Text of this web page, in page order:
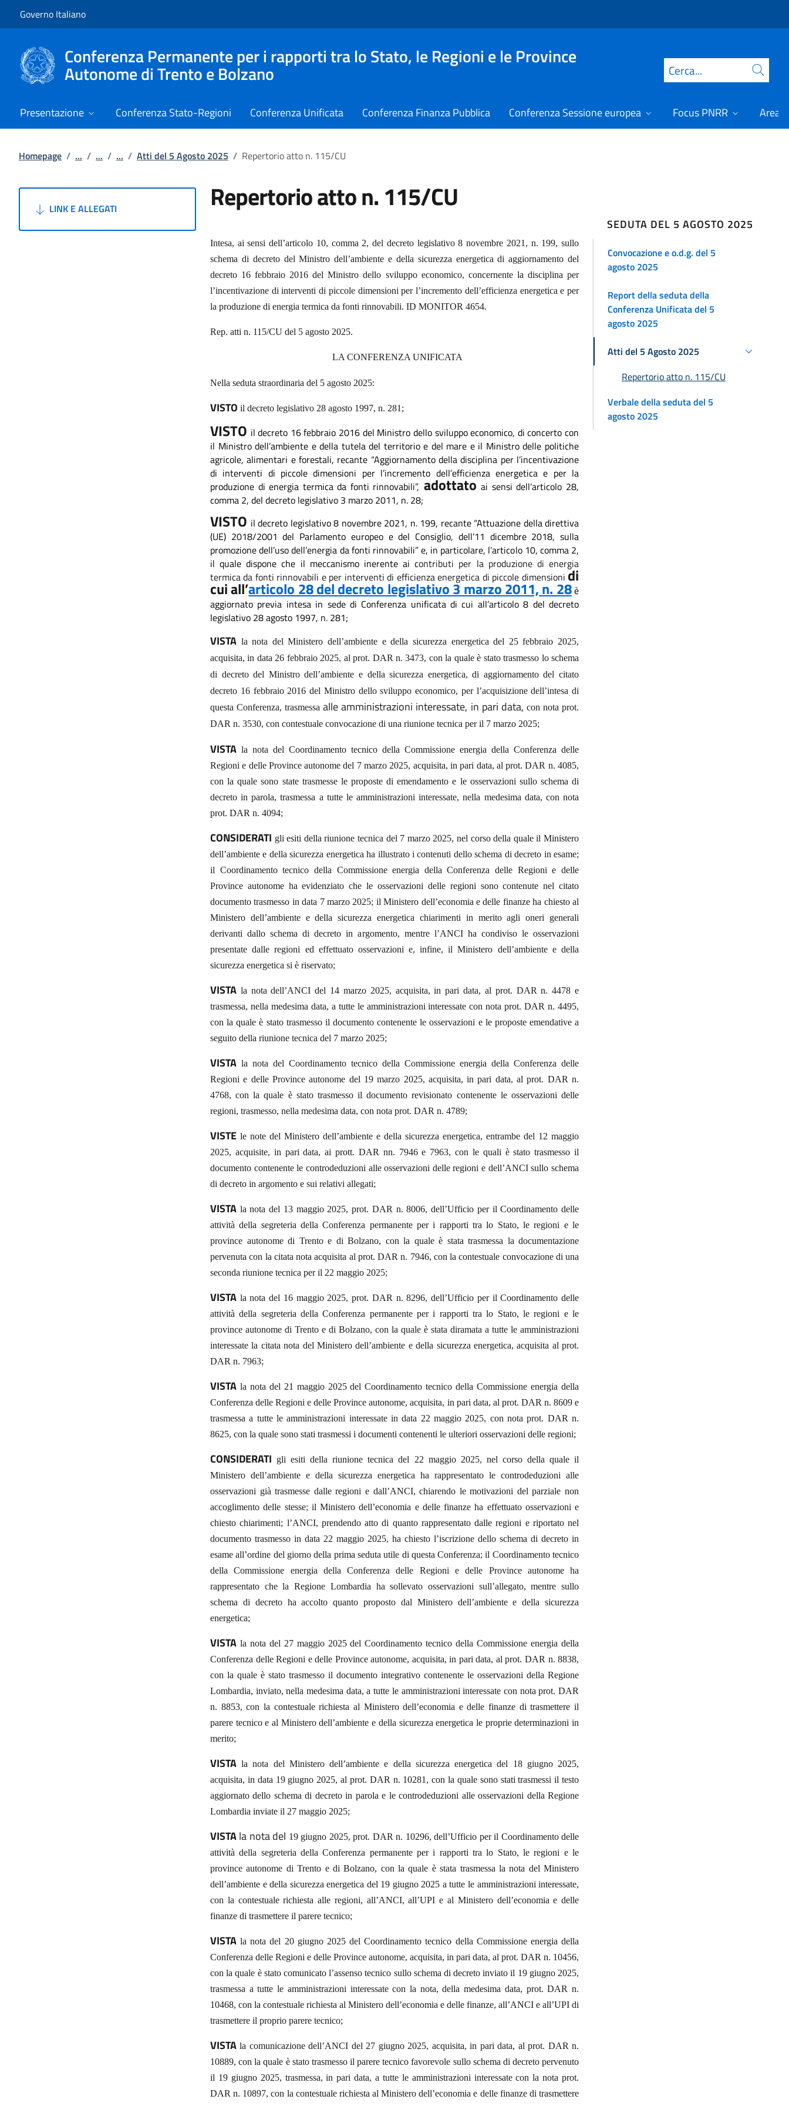
Governo Italiano
Conferenza Permanente per i rapporti tra lo Stato, le Regioni e le Province
Autonome di Trento e Bolzano Cerca
Presentazione Conferenza Stato-Regioni Conferenza Unificata Conferenza Finanza Pubblica Conferenza Sessione europea Focus PNRR Area
Homepage / ... / ... / ... / Atti del 5 Agosto 2025 / Repertorio atto n. 115/CU
LINK E ALLEGATI Repertorio atto n. 115/CU
Intesa, ai sensi dell’articolo 10, comma 2, del decreto legislativo 8 novembre 2021, n. 199, sullo
schema di decreto del Ministro dell’ambiente e della sicurezza energetica di aggiornamento del
decreto 16 febbraio 2016 del Ministro dello sviluppo economico, concernente la disciplina per
l’incentivazione di interventi di piccole dimensioni per l’incremento dell’efficienza energetica e per
la produzione di energia termica da fonti rinnovabili. ID MONITOR 4654.
Rep. atti n. 115/CU del 5 agosto 2025.
LA CONFERENZA UNIFICATA
Nella seduta straordinaria del 5 agosto 2025:
VISTO il decreto legislativo 28 agosto 1997, n. 281;
VISTO il decreto 16 febbraio 2016 del Ministro dello sviluppo economico, di concerto con
il Ministro dell’ambiente e della tutela del territorio e del mare e il Ministro delle politiche
agricole, alimentari e forestali, recante “Aggiornamento della disciplina per l’incentivazione
di interventi di piccole dimensioni per l’incremento dell’efficienza energetica e per la
produzione di energia termica da fonti rinnovabili”, adottatoai sensi dell’articolo 28,
comma 2, del decreto legislativo 3 marzo 2011, n. 28;
VISTO il decreto legislativo 8 novembre 2021, n. 199, recante “Attuazione della direttiva
(UE) 2018/2001 del Parlamento europeo e del Consiglio, dell’11 dicembre 2018, sulla
promozione dell’uso dell’energia da fonti rinnovabili” e, in particolare, l’articolo 10, comma 2,
il quale dispone che il meccanismo inerente ai contributi per la produzione di energia
termica da fonti rinnovabili e per interventi di efficienza energetica di piccole dimensioni di
cui all’articolo 28 del decreto legislativo 3 marzo 2011, n. 28è
aggiornato previa intesa in sede di Conferenza unificata di cui all’articolo 8 del decreto
legislativo 28 agosto 1997, n. 281;
VISTA la nota del Ministero dell’ambiente e della sicurezza energetica del 25 febbraio 2025,
acquisita, in data 26 febbraio 2025, al prot. DAR n. 3473, con la quale è stato trasmesso lo schema
di decreto del Ministro dell’ambiente e della sicurezza energetica, di aggiornamento del citato
decreto 16 febbraio 2016 del Ministro dello sviluppo economico, per l’acquisizione dell’intesa di
questa Conferenza, trasmessaalle amministrazioni interessate, in pari data, con notaprot.
DAR n. 3530, con contestuale convocazione di una riunione tecnica per il 7 marzo 2025;
VISTA la nota del Coordinamento tecnico della Commissione energia della Conferenza delle
Regioni e delle Province autonome del 7 marzo 2025, acquisita, in pari data, al prot. DAR n. 4085,
con la quale sono state trasmesse le proposte di emendamento e le osservazioni sullo schema di
decreto in parola, trasmessa a tutte le amministrazioni interessate, nella medesima data, con nota
prot. DAR n. 4094;
CONSIDERATI gli esiti della riunione tecnica del 7 marzo 2025, nel corso della quale il Ministero
dell’ambiente e della sicurezza energetica ha illustrato i contenuti dello schema di decreto in esame;
il Coordinamento tecnico della Commissione energia della Conferenza delle Regioni e delle
Province autonome ha evidenziato che le osservazioni delle regioni sono contenute nel citato
documento trasmesso in data 7 marzo 2025; il Ministero dell’economia e delle finanze ha chiesto al
Ministero dell’ambiente e della sicurezza energetica chiarimenti in merito agli oneri generali
derivanti dallo schema di decreto in argomento, mentre l’ANCI ha condiviso le osservazioni
presentate dalle regioni ed effettuato osservazioni e, infine, il Ministero dell’ambiente e della
sicurezza energetica si è riservato;
VISTA la nota dell’ANCI del 14 marzo 2025, acquisita, in pari data, al prot. DAR n. 4478 e
trasmessa, nella medesima data, a tutte le amministrazioni interessate con nota prot. DAR n. 4495,
con la quale è stato trasmesso il documento contenente le osservazioni e le proposte emendative a
seguito della riunione tecnica del 7 marzo 2025;
VISTA la nota del Coordinamento tecnico della Commissione energia della Conferenza delle
Regioni e delle Province autonome del 19 marzo 2025, acquisita, in pari data, al prot. DAR n.
4768, con la quale è stato trasmesso il documento revisionato contenente le osservazioni delle
regioni, trasmesso, nella medesima data, con nota prot. DAR n. 4789;
VISTE le note del Ministero dell’ambiente e della sicurezza energetica, entrambe del 12 maggio
2025, acquisite, in pari data, ai prott. DAR nn. 7946 e 7963, con le quali è stato trasmesso il
documento contenente le controdeduzioni alle osservazioni delle regioni e dell’ANCI sullo schema
di decreto in argomento e sui relativi allegati;
VISTA la nota del 13 maggio 2025, prot. DAR n. 8006, dell’Ufficio per il Coordinamento delle
attività della segreteria della Conferenza permanente per i rapporti tra lo Stato, le regioni e le
province autonome di Trento e di Bolzano, con la quale è stata trasmessa la documentazione
pervenuta con la citata nota acquisita al prot. DAR n. 7946, con la contestuale convocazione di una
seconda riunione tecnica per il 22 maggio 2025;
VISTA la nota del 16 maggio 2025, prot. DAR n. 8296, dell’Ufficio per il Coordinamento delle
attività della segreteria della Conferenza permanente per i rapporti tra lo Stato, le regioni e le
province autonome di Trento e di Bolzano, con la quale è stata diramata a tutte le amministrazioni
interessate la citata nota del Ministero dell’ambiente e della sicurezza energetica, acquisita al prot.
DAR n. 7963;
VISTA la nota del 21 maggio 2025 del Coordinamento tecnico della Commissione energia della
Conferenza delle Regioni e delle Province autonome, acquisita, in pari data, al prot. DAR n. 8609 e
trasmessa a tutte le amministrazioni interessate in data 22 maggio 2025, con nota prot. DAR n.
8625, con la quale sono stati trasmessi i documenti contenenti le ulteriori osservazioni delle regioni;
CONSIDERATI gli esiti della riunione tecnica del 22 maggio 2025, nel corso della quale il
Ministero dell’ambiente e della sicurezza energetica ha rappresentato le controdeduzioni alle
osservazioni già trasmesse dalle regioni e dall’ANCI, chiarendo le motivazioni del parziale non
accoglimento delle stesse; il Ministero dell’economia e delle finanze ha effettuato osservazioni e
chiesto chiarimenti; l’ANCI, prendendo atto di quanto rappresentato dalle regioni e riportato nel
documento trasmesso in data 22 maggio 2025, ha chiesto l’iscrizione dello schema di decreto in
esame all’ordine del giorno della prima seduta utile di questa Conferenza; il Coordinamento tecnico
della Commissione energia della Conferenza delle Regioni e delle Province autonome ha
rappresentato che la Regione Lombardia ha sollevato osservazioni sull’allegato, mentre sullo
schema di decreto ha accolto quanto proposto dal Ministero dell’ambiente e della sicurezza
energetica;
VISTA la nota del 27 maggio 2025 del Coordinamento tecnico della Commissione energia della
Conferenza delle Regioni e delle Province autonome, acquisita, in pari data, al prot. DAR n. 8838,
con la quale è stato trasmesso il documento integrativo contenente le osservazioni della Regione
Lombardia, inviato, nella medesima data, a tutte le amministrazioni interessate con nota prot. DAR
n. 8853, con la contestuale richiesta al Ministero dell’economia e delle finanze di trasmettere il
parere tecnico e al Ministero dell’ambiente e della sicurezza energetica le proprie determinazioni in
merito;
VISTA la nota del Ministero dell’ambiente e della sicurezza energetica del 18 giugno 2025,
acquisita, in data 19 giugno 2025, al prot. DAR n. 10281, con la quale sono stati trasmessi il testo
aggiornato dello schema di decreto in parola e le controdeduzioni alle osservazioni della Regione
Lombardia inviate il 27 maggio 2025;
VISTAla nota del 19 giugno 2025, prot. DAR n. 10296, dell’Ufficio per il Coordinamento delle
attività della segreteria della Conferenza permanente per i rapporti tra lo Stato, le regioni e le
province autonome di Trento e di Bolzano, con la quale è stata trasmessa la nota del Ministero
dell’ambiente e della sicurezza energetica del 19 giugno 2025 a tutte le amministrazioni interessate,
con la contestuale richiesta alle regioni, all’ANCI, all’UPI e al Ministero dell’economia e delle
finanze di trasmettere il parere tecnico;
VISTA la nota del 20 giugno 2025 del Coordinamento tecnico della Commissione energia della
Conferenza delle Regioni e delle Province autonome, acquisita, in pari data, al prot. DAR n. 10456,
con la quale è stato comunicato l’assenso tecnico sullo schema di decretoinviato il 19 giugno 2025,
trasmessa a tutte le amministrazioni interessate con la nota, della medesima data, prot. DAR n.
10468, con la contestuale richiesta al Ministero dell’economia e delle finanze, all’ANCI e all’UPI di
trasmettere il proprio parere tecnico;
VISTA la comunicazione dell’ANCI del 27 giugno 2025, acquisita, in pari data, al prot. DAR n.
10889, con la quale è stato trasmesso il parere tecnico favorevole sullo schema di decreto pervenuto
il 19 giugno 2025, trasmessa, in pari data, a tutte le amministrazioni interessate con la nota prot.
DAR n. 10897, con la contestuale richiesta al Ministero dell’economia e delle finanze di trasmettere
SEDUTA DEL 5 AGOSTO 2025
Convocazione e o.d.g. del 5
agosto 2025
Report della seduta della
Conferenza Unificata del 5
agosto 2025
Atti del 5 Agosto 2025
Repertorio atto n. 115/CU
Verbale della seduta del 5
agosto 2025